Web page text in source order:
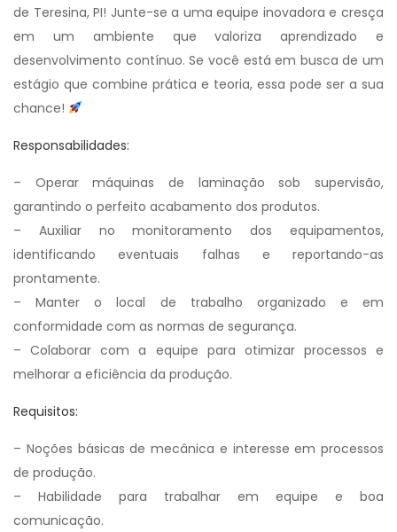
de Teresina, PI! Junte-se a uma equipe inovadora e cresça
em um ambiente que valoriza aprendizado e
desenvolvimento contínuo. Se você está em busca de um
estágio que combine prática e teoria, essa pode ser a sua
chance!
Responsabilidades:
– Operar máquinas de laminação sob supervisão,
garantindo o perfeito acabamento dos produtos.
– Auxiliar no monitoramento dos equipamentos,
identificando eventuais falhas e reportando-as
prontamente.
– Manter o local de trabalho organizado e em
conformidade com as normas de segurança.
– Colaborar com a equipe para otimizar processos e
melhorar a eficiência da produção.
Requisitos:
– Noções básicas de mecânica e interesse em processos
de produção.
– Habilidade para trabalhar em equipe e boa
comunicação.